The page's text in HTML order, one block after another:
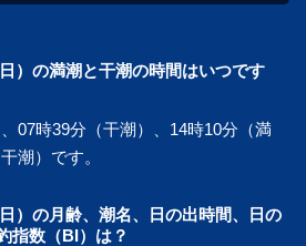
）の満潮と干潮の時間はいつです
07時39分（干潮）、14時10分（満
潮）です。
）の月齢、潮名、日の出時間、日の
指数（BI）は？